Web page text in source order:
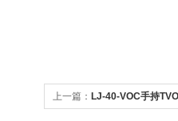
上一篇： LJ-40-VOC手持